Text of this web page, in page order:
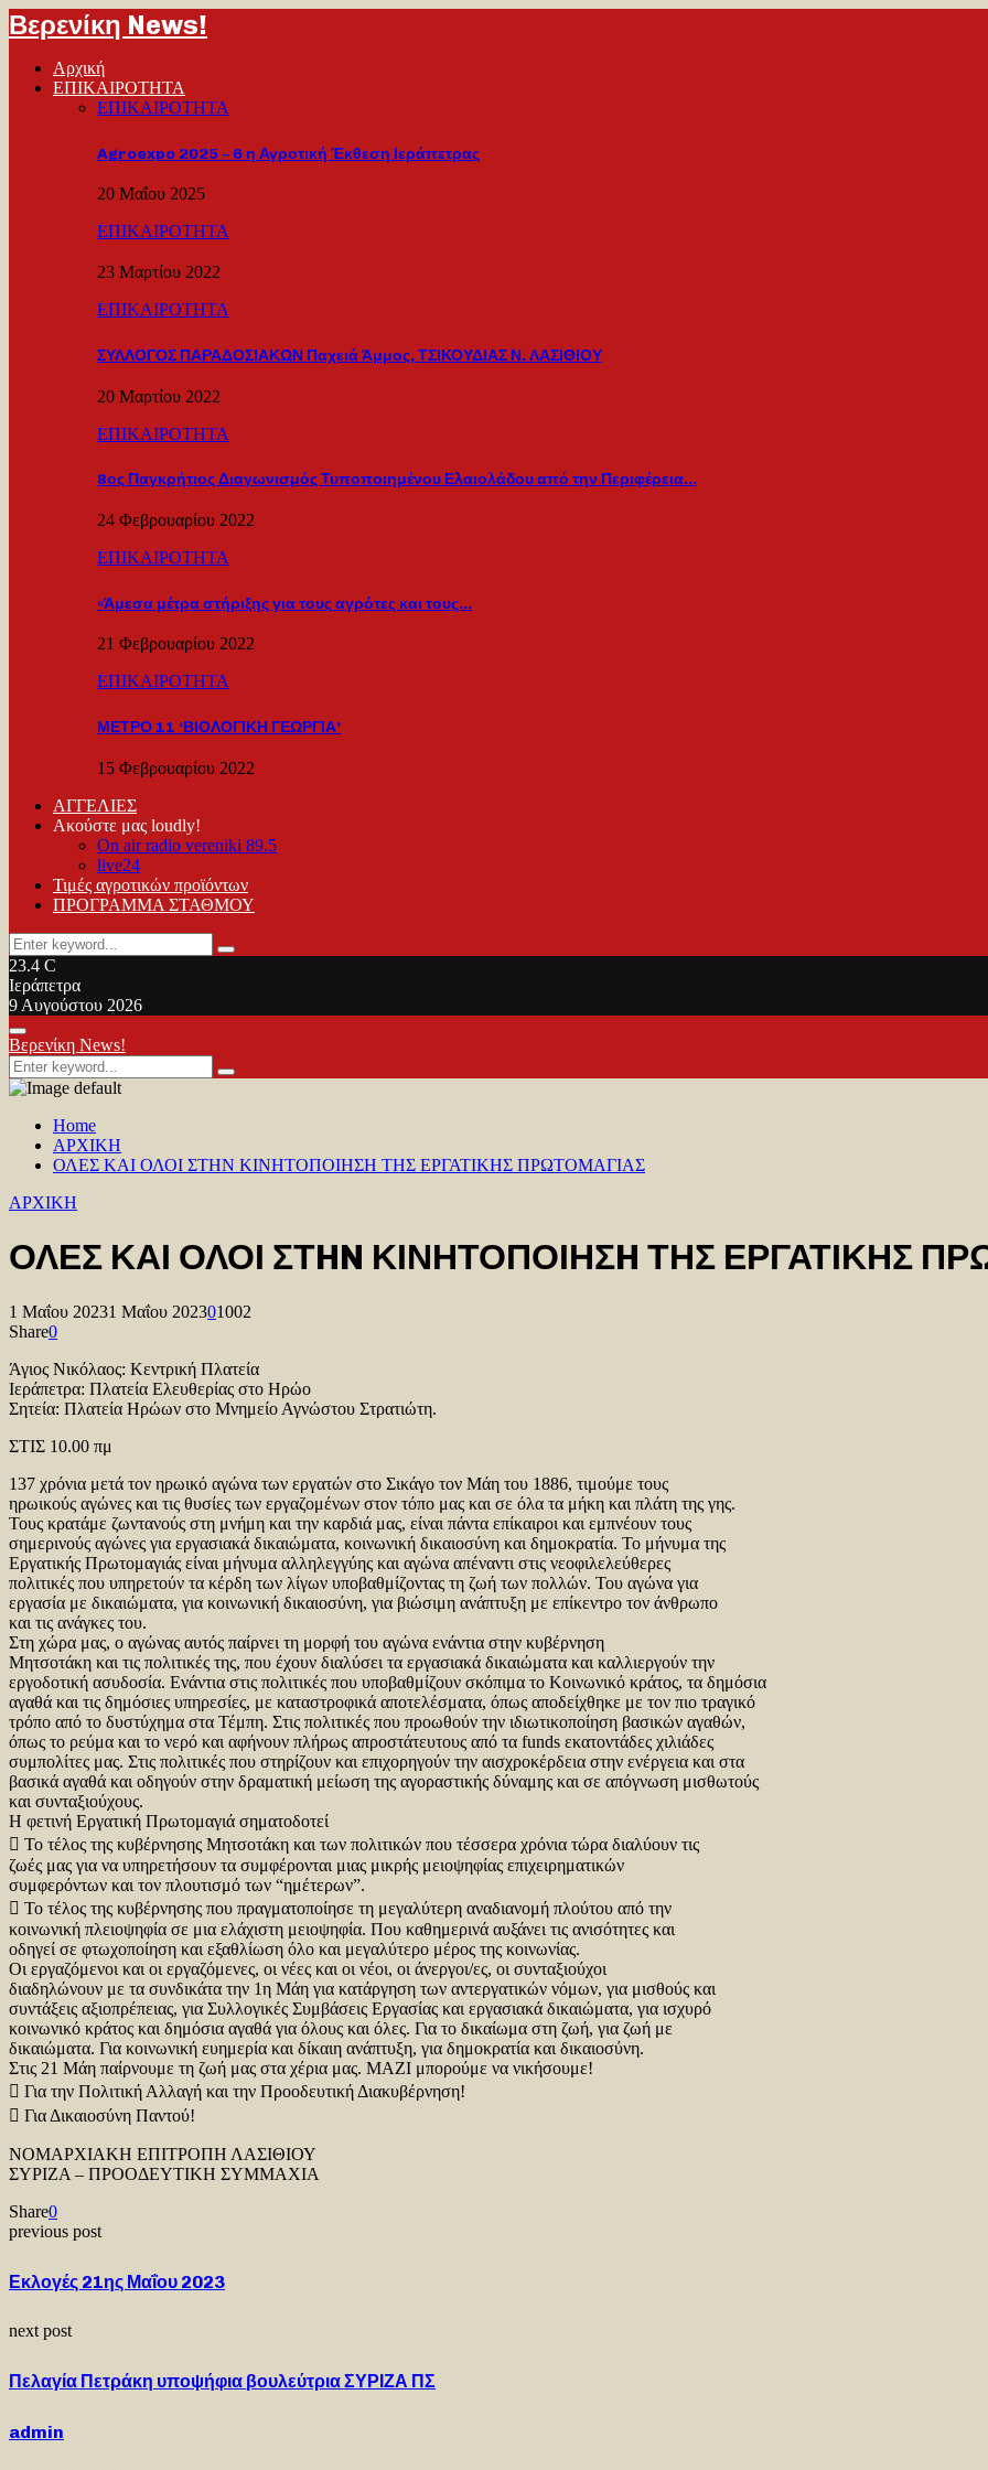
Βερενίκη News!
Αρχική
ΕΠΙΚΑΙΡΟΤΗΤΑ
ΕΠΙΚΑΙΡΟΤΗΤΑ
Agroexpo 2025 – 6 η Αγροτική Έκθεση Ιεράπετρας
20 Μαΐου 2025
ΕΠΙΚΑΙΡΟΤΗΤΑ
23 Μαρτίου 2022
ΕΠΙΚΑΙΡΟΤΗΤΑ
ΣΥΛΛΟΓΟΣ ΠΑΡΑΔΟΣΙΑΚΩΝ Παχειά Άμμος, ΤΣΙΚΟΥΔΙΑΣ Ν. ΛΑΣΙΘΙΟΥ
20 Μαρτίου 2022
ΕΠΙΚΑΙΡΟΤΗΤΑ
8ος Παγκρήτιος Διαγωνισμός Τυποποιημένου Ελαιολάδου από την Περιφέρεια…
24 Φεβρουαρίου 2022
ΕΠΙΚΑΙΡΟΤΗΤΑ
«Άμεσα μέτρα στήριξης για τους αγρότες και τους…
21 Φεβρουαρίου 2022
ΕΠΙΚΑΙΡΟΤΗΤΑ
ΜΕΤΡΟ 11 ‘ΒΙΟΛΟΓΙΚΗ ΓΕΩΡΓΙΑ’
15 Φεβρουαρίου 2022
ΑΓΓΕΛΙΕΣ
Ακούστε μας loudly!
On air radio vereniki 89.5
live24
Τιμές αγροτικών προϊόντων
ΠΡΟΓΡΑΜΜΑ ΣΤΑΘΜΟΥ
Search
for:
Search
23.4 C
Ιεράπετρα
9 Αυγούστου 2026
Facebook
Twitter
Youtube
Primary
Menu
Βερενίκη News!
Search
for:
Search
Home
ΑΡΧΙΚΗ
ΟΛΕΣ ΚΑΙ ΟΛΟΙ ΣΤHN ΚΙΝΗΤΟΠΟΙΗΣH ΤΗΣ ΕΡΓΑΤΙΚΗΣ ΠΡΩΤΟΜΑΓΙΑΣ
ΑΡΧΙΚΗ
ΟΛΕΣ ΚΑΙ ΟΛΟΙ ΣΤHN ΚΙΝΗΤΟΠΟΙΗΣH ΤΗΣ ΕΡΓΑΤΙΚΗΣ
1 Μαΐου 20231 Μαΐου 202301002
Share0
Άγιος Νικόλαος: Κεντρική Πλατεία
Ιεράπετρα: Πλατεία Ελευθερίας στο Ηρώο
Σητεία: Πλατεία Ηρώων στο Μνημείο Αγνώστου Στρατιώτη.
ΣΤΙΣ 10.00 πμ
137 χρόνια μετά τον ηρωικό αγώνα των εργατών στο Σικάγο τον Μάη του 1886, τιμούμε τους
ηρωικούς αγώνες και τις θυσίες των εργαζομένων στον τόπο μας και σε όλα τα μήκη και πλάτη της γης.
Τους κρατάμε ζωντανούς στη μνήμη και την καρδιά μας, είναι πάντα επίκαιροι και εμπνέουν τους
σημερινούς αγώνες για εργασιακά δικαιώματα, κοινωνική δικαιοσύνη και δημοκρατία. Το μήνυμα της
Εργατικής Πρωτομαγιάς είναι μήνυμα αλληλεγγύης και αγώνα απέναντι στις νεοφιλελεύθερες
πολιτικές που υπηρετούν τα κέρδη των λίγων υποβαθμίζοντας τη ζωή των πολλών. Του αγώνα για
εργασία με δικαιώματα, για κοινωνική δικαιοσύνη, για βιώσιμη ανάπτυξη με επίκεντρο τον άνθρωπο
και τις ανάγκες του.
Στη χώρα μας, ο αγώνας αυτός παίρνει τη μορφή του αγώνα ενάντια στην κυβέρνηση
Μητσοτάκη και τις πολιτικές της, που έχουν διαλύσει τα εργασιακά δικαιώματα και καλλιεργούν την
εργοδοτική ασυδοσία. Ενάντια στις πολιτικές που υποβαθμίζουν σκόπιμα το Κοινωνικό κράτος, τα δημόσια
αγαθά και τις δημόσιες υπηρεσίες, με καταστροφικά αποτελέσματα, όπως αποδείχθηκε με τον πιο τραγικό
τρόπο από το δυστύχημα στα Τέμπη. Στις πολιτικές που προωθούν την ιδιωτικοποίηση βασικών αγαθών,
όπως το ρεύμα και το νερό και αφήνουν πλήρως απροστάτευτους από τα funds εκατοντάδες χιλιάδες
συμπολίτες μας. Στις πολιτικές που στηρίζουν και επιχορηγούν την αισχροκέρδεια στην ενέργεια και στα
βασικά αγαθά και οδηγούν στην δραματική μείωση της αγοραστικής δύναμης και σε απόγνωση μισθωτούς
και συνταξιούχους.
Η φετινή Εργατική Πρωτομαγιά σηματοδοτεί
 Το τέλος της κυβέρνησης Μητσοτάκη και των πολιτικών που τέσσερα χρόνια τώρα διαλύουν τις
ζωές μας για να υπηρετήσουν τα συμφέρονται μιας μικρής μειοψηφίας επιχειρηματικών
συμφερόντων και τον πλουτισμό των “ημέτερων”.
 Το τέλος της κυβέρνησης που πραγματοποίησε τη μεγαλύτερη αναδιανομή πλούτου από την
κοινωνική πλειοψηφία σε μια ελάχιστη μειοψηφία. Που καθημερινά αυξάνει τις ανισότητες και
οδηγεί σε φτωχοποίηση και εξαθλίωση όλο και μεγαλύτερο μέρος της κοινωνίας.
Οι εργαζόμενοι και οι εργαζόμενες, οι νέες και οι νέοι, οι άνεργοι/ες, οι συνταξιούχοι
διαδηλώνουν με τα συνδικάτα την 1η Μάη για κατάργηση των αντεργατικών νόμων, για μισθούς και
συντάξεις αξιοπρέπειας, για Συλλογικές Συμβάσεις Εργασίας και εργασιακά δικαιώματα, για ισχυρό
κοινωνικό κράτος και δημόσια αγαθά για όλους και όλες. Για το δικαίωμα στη ζωή, για ζωή με
δικαιώματα. Για κοινωνική ευημερία και δίκαιη ανάπτυξη, για δημοκρατία και δικαιοσύνη.
Στις 21 Μάη παίρνουμε τη ζωή μας στα χέρια μας. ΜΑΖΙ μπορούμε να νικήσουμε!
 Για την Πολιτική Αλλαγή και την Προοδευτική Διακυβέρνηση!
 Για Δικαιοσύνη Παντού!
ΝΟΜΑΡΧΙΑΚΗ ΕΠΙΤΡΟΠΗ ΛΑΣΙΘΙΟΥ
ΣΥΡΙΖΑ – ΠΡΟΟΔΕΥΤΙΚΗ ΣΥΜΜΑΧΙΑ
Share0
previous post
Εκλογές 21ης Μαΐου 2023
next post
Πελαγία Πετράκη υποψήφια βουλεύτρια ΣΥΡΙΖΑ ΠΣ
admin